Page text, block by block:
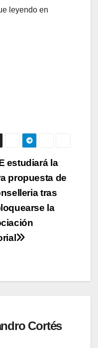
leyendo en
estudiará la
propuesta de
tras
la
Cortés